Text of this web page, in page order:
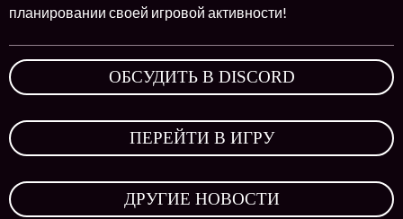
планировании своей игровой активности!
ОБСУДИТЬ В DISCORD
ПЕРЕЙТИ В ИГРУ
ДРУГИЕ НОВОСТИ